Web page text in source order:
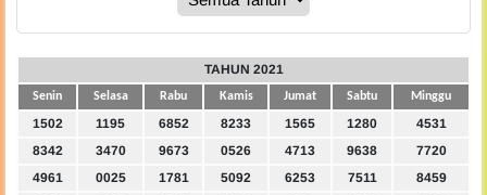
TAHUN 2021
Senin Selasa Rabu Kamis Jumat Sabtu Minggu
1502 1195 6852 8233 1565 1280
4531
8342
3470 9673 0526 4713 9638
7720
4961
0025 1781 5092 6253 7511
8459